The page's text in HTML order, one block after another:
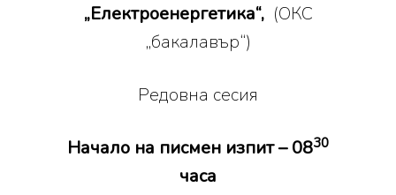
„Електроенергетика“,(ОКС
„бакалавър“)
Редовна сесия
Начало на писмен изпит – 0830
часа